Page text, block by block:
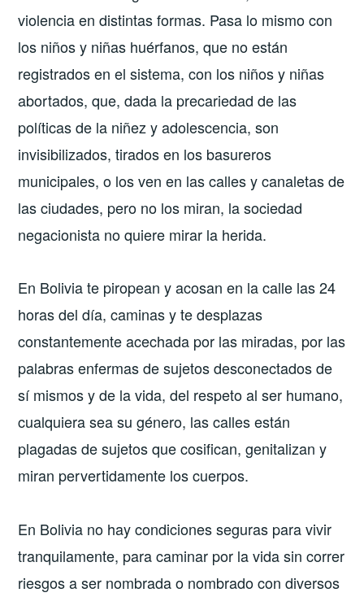
violencia en distintas formas. Pasa lo mismo con
los niños y niñas huérfanos, que no están
registrados en el sistema, con los niños y niñas
abortados, que, dada la precariedad de las
políticas de la niñez y adolescencia, son
invisibilizados, tirados en los basureros
municipales, o los ven en las calles y canaletas de
las ciudades, pero no los miran, la sociedad
negacionista no quiere mirar la herida.
En Bolivia te piropean y acosan en la calle las 24
horas del día, caminas y te desplazas
constantemente acechada por las miradas, por las
palabras enfermas de sujetos desconectados de
sí mismos y de la vida, del respeto al ser humano,
cualquiera sea su género, las calles están
plagadas de sujetos que cosifican, genitalizan y
miran pervertidamente los cuerpos.
En Bolivia no hay condiciones seguras para vivir
tranquilamente, para caminar por la vida sin correr
riesgos a ser nombrada o nombrado con diversos